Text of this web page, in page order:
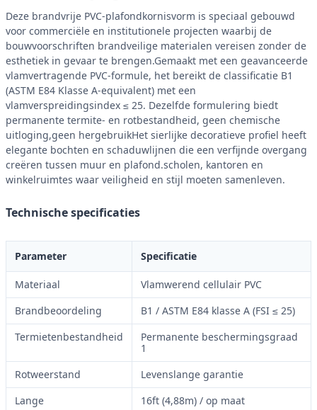
Deze brandvrije PVC-plafondkornisvorm is speciaal gebouwd
voor commerciële en institutionele projecten waarbij de
bouwvoorschriften brandveilige materialen vereisen zonder de
esthetiek in gevaar te brengen.Gemaakt met een geavanceerde
vlamvertragende PVC-formule, het bereikt de classificatie B1
(ASTM E84 Klasse A-equivalent) met een
vlamverspreidingsindex ≤ 25. Dezelfde formulering biedt
permanente termite- en rotbestandheid, geen chemische
uitloging,geen hergebruikHet sierlijke decoratieve profiel heeft
elegante bochten en schaduwlijnen die een verfijnde overgang
creëren tussen muur en plafond.scholen, kantoren en
winkelruimtes waar veiligheid en stijl moeten samenleven.
Technische specificaties
Parameter Specificatie
Materiaal
Vlamwerend cellulair PVC
Brandbeoordeling
B1 / ASTM E84 klasse A (FSI ≤ 25)
Termietenbestandheid
Permanente beschermingsgraad
1
Rotweerstand
Levenslange garantie
Lange
16ft (4,88m) / op maat